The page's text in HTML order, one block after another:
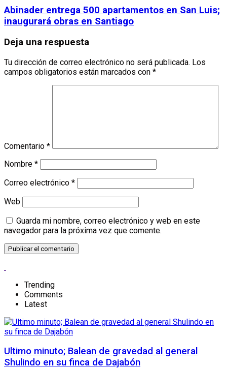
Abinader entrega 500 apartamentos en San Luis;
inaugurará obras en Santiago
Deja una respuesta
Tu dirección de correo electrónico no será publicada. Los
campos obligatorios están marcados con *
Comentario *
Nombre *
Correo electrónico *
Web
Guarda mi nombre, correo electrónico y web en este
navegador para la próxima vez que comente.
Trending
Comments
Latest
Ultimo minuto; Balean de gravedad al general
Shulindo en su finca de Dajabón